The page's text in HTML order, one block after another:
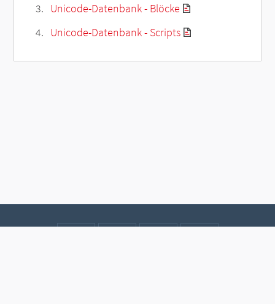
Unicode-Datenbank - Blöcke
Unicode-Datenbank - Scripts